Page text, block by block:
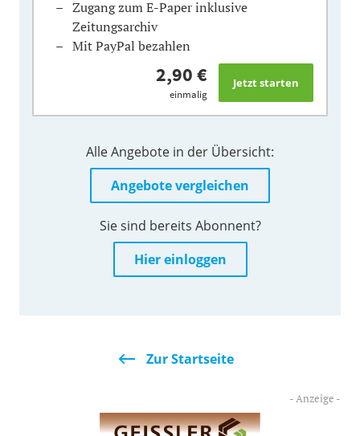
Zugang zum E-Paper inklusive
Zeitungsarchiv
Mit PayPal bezahlen
2,90 €
einmalig
Alle Angebote in der Übersicht:
Angebote vergleichen
Sie sind bereits Abonnent?
Hier einloggen
Zur Startseite